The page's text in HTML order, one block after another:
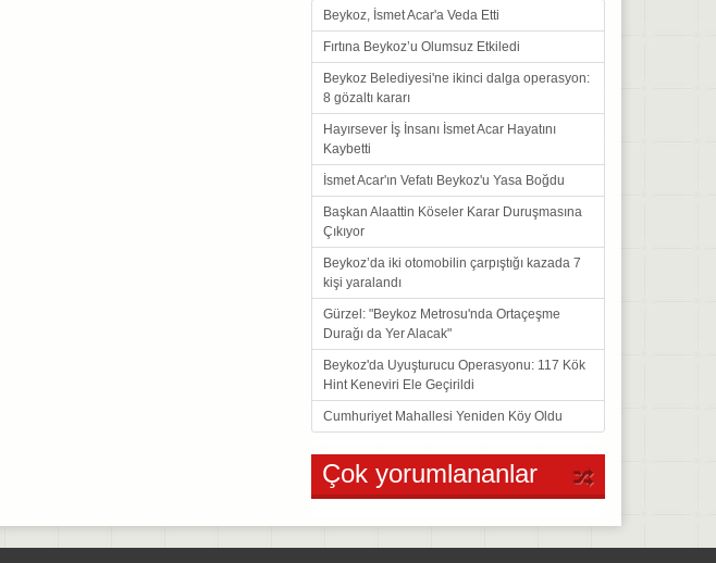
Beykoz, İsmet Acar'a Veda Etti
Fırtına Beykoz’u Olumsuz Etkiledi
Beykoz Belediyesi'ne ikinci dalga operasyon:
8 gözaltı kararı
Hayırsever İş İnsanı İsmet Acar Hayatını
Kaybetti
İsmet Acar'ın Vefatı Beykoz'u Yasa Boğdu
Başkan Alaattin Köseler Karar Duruşmasına
Çıkıyor
Beykoz’da iki otomobilin çarpıştığı kazada 7
kişi yaralandı
Gürzel: "Beykoz Metrosu'nda Ortaçeşme
Durağı da Yer Alacak"
Beykoz'da Uyuşturucu Operasyonu: 117 Kök
Hint Keneviri Ele Geçirildi
Cumhuriyet Mahallesi Yeniden Köy Oldu
Çok yorumlananlar